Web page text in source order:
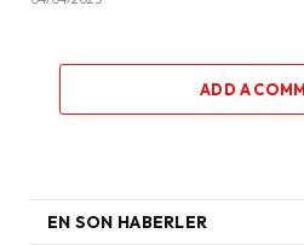
ADD A
EN SON HABERLER